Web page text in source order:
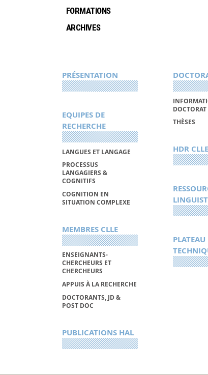
FORMATIONS
ARCHIVES
PRÉSENTATION
EQUIPES DE
RECHERCHE
LANGUES ET LANGAGE
PROCESSUS
LANGAGIERS &
COGNITIFS
COGNITION EN
SITUATION COMPLEXE
MEMBRES CLLE
ENSEIGNANTS-
CHERCHEURS ET
CHERCHEURS
APPUIS À LA RECHERCHE
DOCTORANTS, JD &
POST DOC
PUBLICATIONS HAL
DOCTORAT
THÈSES
HDR CLLE
PLATEAU